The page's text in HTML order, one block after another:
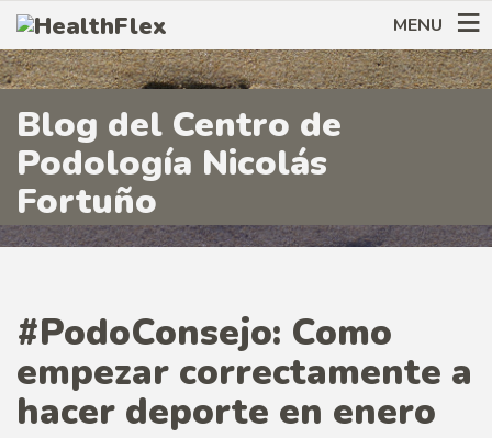
MENU
Blog del Centro de
Podología Nicolás
Fortuño
#PodoConsejo: Como
empezar correctamente a
hacer deporte en enero